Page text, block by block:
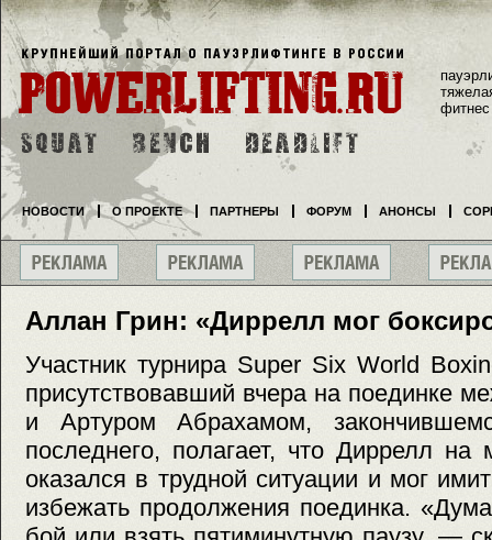
Аллан Грин: «Диррелл мог
Участник турнира Super Six World
присутствовавший вчера на поединке
и Артуром Абрахамом,
последнего, полагает, что Диррелл на
оказался в трудной ситуации и мог
избежать продолжения поединка.
фитнес
НОВОСТИ О ПРОЕКТЕ ПАРТНЕРЫ ФОРУМ АНОНСЫ